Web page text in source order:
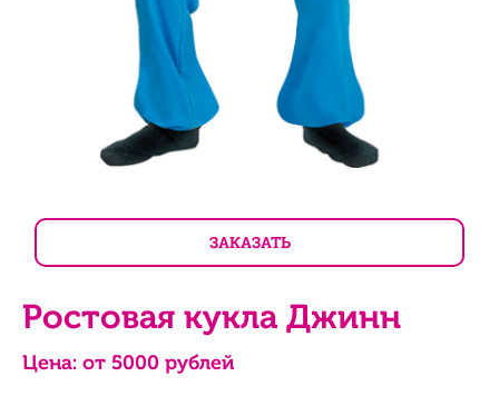
ЗАКАЗАТЬ
Ростовая кукла Джинн
Цена: от 5000 рублей